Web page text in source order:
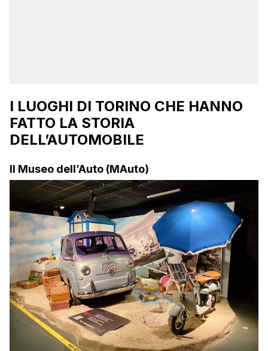
I LUOGHI DI TORINO CHE HANNO
FATTO LA STORIA
DELL’AUTOMOBILE
Il Museo dell’Auto (MAuto)